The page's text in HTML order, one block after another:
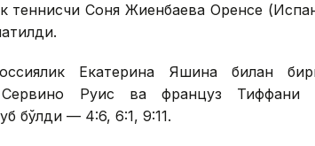
теннисчи Соня Жиенбаева Оренсе
Екатерина Яшина билан
Сервино Руис ва француз Тиффани
бўлди — 4:6, 6:1, 9:11.